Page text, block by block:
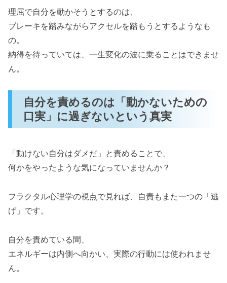
理屈で自分を動かそうとするのは、
ブレーキを踏みながらアクセルを踏もうとするようなも
の。
納得を待っていては、一生変化の波に乗ることはできませ
ん。
自分を責めるのは「動かないための
口実」に過ぎないという真実
「動けない自分はダメだ」と責めることで、
何かをやったような気になっていませんか？
フラクタル心理学の視点で見れば、自責もまた一つの「逃
げ」です。
自分を責めている間、
エネルギーは内側へ向かい、実際の行動には使われませ
ん。